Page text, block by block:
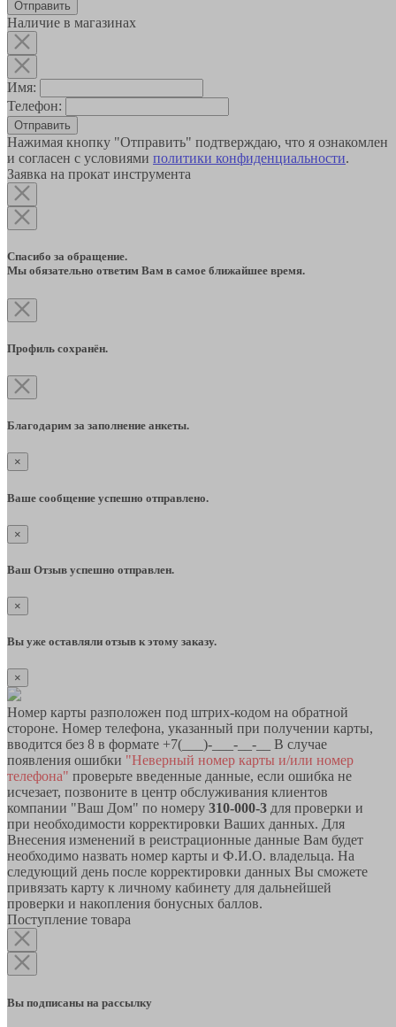
Наличие в магазинах
Имя:
Телефон:
Отправить
Нажимая кнопку "Отправить" подтверждаю, что я ознакомлен
и согласен с условиями политики конфиденциальности.
Заявка на прокат инструмента
Спасибо за обращение.
Мы обязательно ответим Вам в самое ближайшее время.
Профиль сохранён.
Благодарим за заполнение анкеты.
×
Ваше сообщение успешно отправлено.
×
Ваш Отзыв успешно отправлен.
×
Вы уже оставляли отзыв к этому заказу.
×
Номер карты разположен под штрих-кодом на обратной
стороне. Номер телефона, указанный при получении карты,
вводится без 8 в формате +7(___)-___-__-__ В случае
появления ошибки "Неверный номер карты и/или номер
телефона" проверьте введенные данные, если ошибка не
исчезает, позвоните в центр обслуживания клиентов
компании "Ваш Дом" по номеру 310-000-3 для проверки и
при необходимости корректировки Ваших данных. Для
Внесения изменений в реистрационные данные Вам будет
необходимо назвать номер карты и Ф.И.О. владельца. На
следующий день после корректировки данных Вы сможете
привязать карту к личному кабинету для дальнейшей
проверки и накопления бонусных баллов.
Поступление товара
Вы подписаны на рассылку